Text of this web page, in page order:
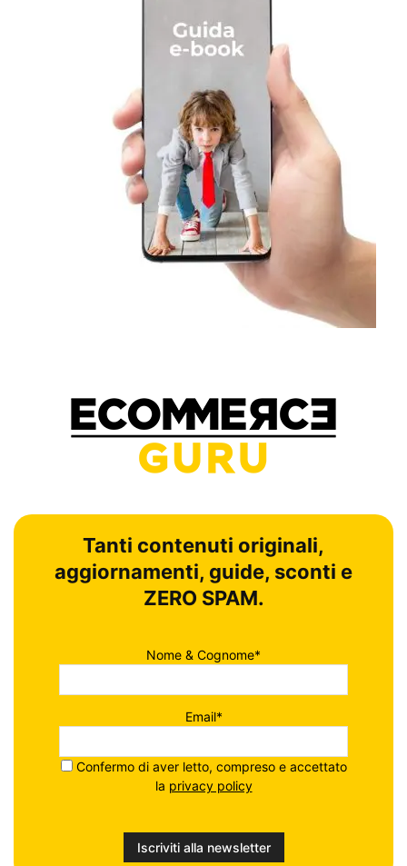
Tanti contenuti originali,
aggiornamenti, guide, sconti e
ZERO SPAM.
Nome & Cognome*
Email*
Confermo di aver letto, compreso e accettato
la privacy policy